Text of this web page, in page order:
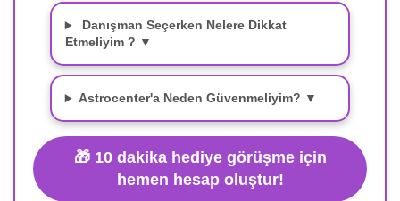
Danışman Seçerken Nelere Dikkat
Etmeliyim ? ▼
Astrocenter'a Neden Güvenmeliyim? ▼
🎁 10 dakika hediye görüşme için
hemen hesap oluştur!